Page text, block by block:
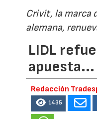
Crivit, la marca
alemana,
LIDL
Redacción
1435